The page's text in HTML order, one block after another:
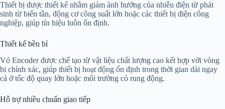
Thiết bị được thiết kế nhằm giảm ảnh hưởng của nhiễu điện từ phát
sinh từ biến tần, động cơ công suất lớn hoặc các thiết bị điện công
nghiệp, giúp tín hiệu luôn ổn định.
Thiết kế bền bỉ
Vỏ Encoder được chế tạo từ vật liệu chất lượng cao kết hợp với vòng
bi chính xác, giúp thiết bị hoạt động ổn định trong thời gian dài ngay
cả ở tốc độ quay lớn hoặc môi trường có rung động.
Hỗ trợ nhiều chuẩn giao tiếp